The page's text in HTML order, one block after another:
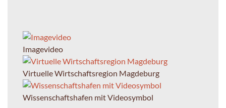
Imagevideo
Virtuelle Wirtschaftsregion Magdeburg
Wissenschaftshafen mit Videosymbol